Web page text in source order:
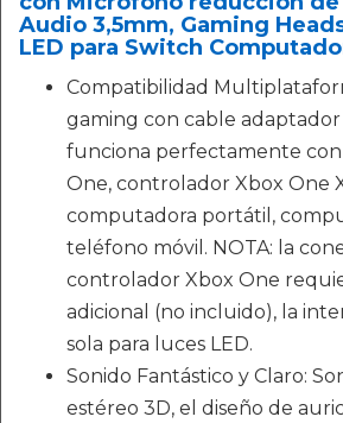
Audio 3,5mm, Gaming
LED para Switch
Compatibilidad
gaming con cable adaptador
funciona perfectamente con
One, controlador Xbox One
computadora portátil,
teléfono móvil. NOTA: la
controlador Xbox One
adicional (no incluido), la
sola para luces LED.
Sonido Fantástico y Claro:
estéreo 3D, el diseño de